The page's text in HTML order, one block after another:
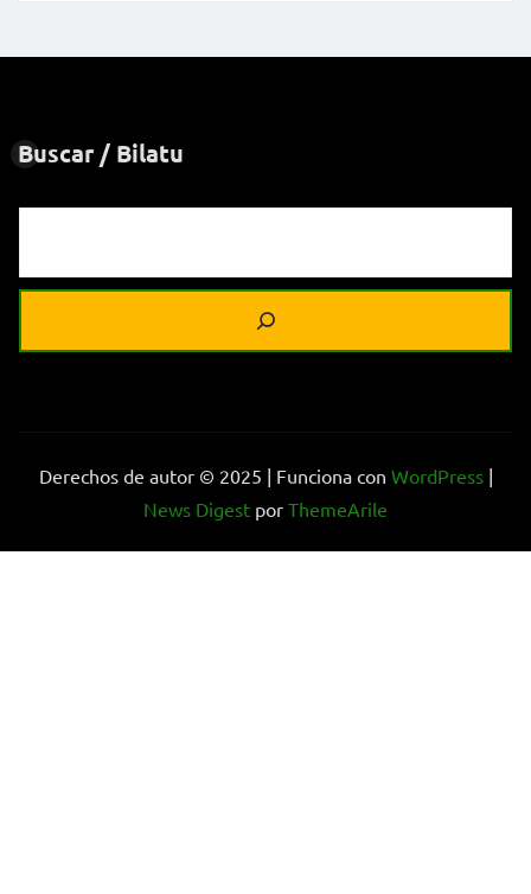
Buscar / Bilatu
Derechos de autor © 2025 | Funciona con WordPress |
News Digest por ThemeArile